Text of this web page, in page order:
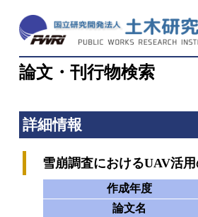
論文・刊行物検索
詳細情報
雪崩調査におけるUAV活用
作成年度
論文名